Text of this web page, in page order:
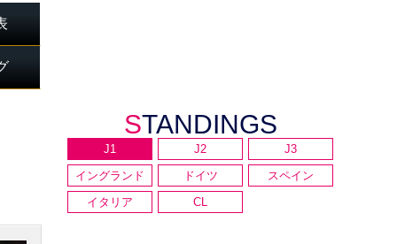
STANDINGS
J1 J2
J3
イングランド
ドイツ
スペイン
イタリア
CL